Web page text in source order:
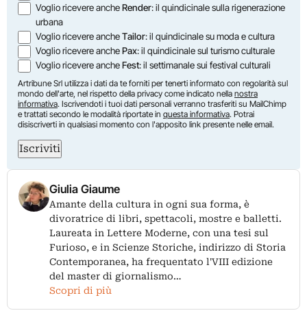
Voglio ricevere ancheRender: il quindicinale sulla rigenerazione
urbana
Voglio ricevere ancheTailor: il quindicinale su moda e cultura
Voglio ricevere anchePax: il quindicinale sul turismo culturale
Voglio ricevere ancheFest: il settimanale sui festival culturali
Artribune Srl utilizza i dati da te forniti per tenerti informato con regolarità sul
mondo dell'arte, nel rispetto della privacy come indicato nella nostra
informativa. Iscrivendoti i tuoi dati personali verranno trasferiti su MailChimp
e trattati secondo le modalità riportate in questa informativa. Potrai
disiscriverti in qualsiasi momento con l'apposito link presente nelle email.
Iscriviti
Giulia Giaume
Amante della cultura in ogni sua forma, è
divoratrice di libri, spettacoli, mostre e balletti.
Laureata in Lettere Moderne, con una tesi sul
Furioso, e in Scienze Storiche, indirizzo di Storia
Contemporanea, ha frequentato l'VIII edizione
del master di giornalismo…
Scopri di più